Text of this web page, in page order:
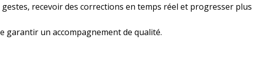
recevoir des corrections en temps réel et progresser plus
garantir un accompagnement de qualité.